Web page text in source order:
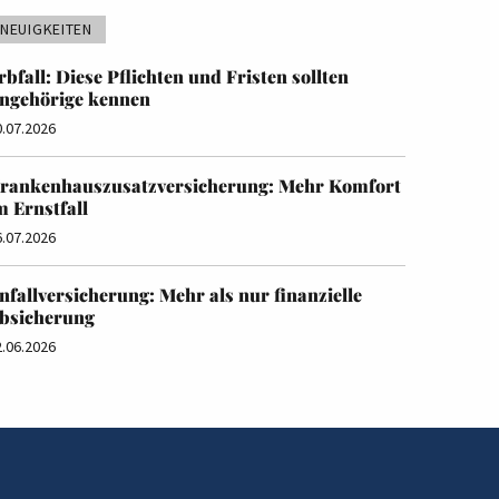
NEUIGKEITEN
Diese Pflichten und Fristen sollten
kennen
Mehr Komfort
Ernstfall
Mehr als nur finanzielle